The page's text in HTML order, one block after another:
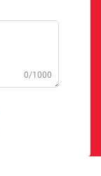
0/1000